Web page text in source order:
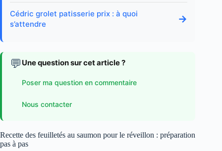
Cédric grolet patisserie prix : à quoi
s’attendre
→
💬 Une question sur cet article ?
Poser ma question en commentaire
Nous contacter
Recette des feuilletés au saumon pour le réveillon : préparation
pas à pas